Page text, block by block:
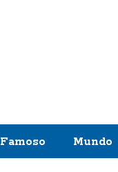
Famoso Mundo